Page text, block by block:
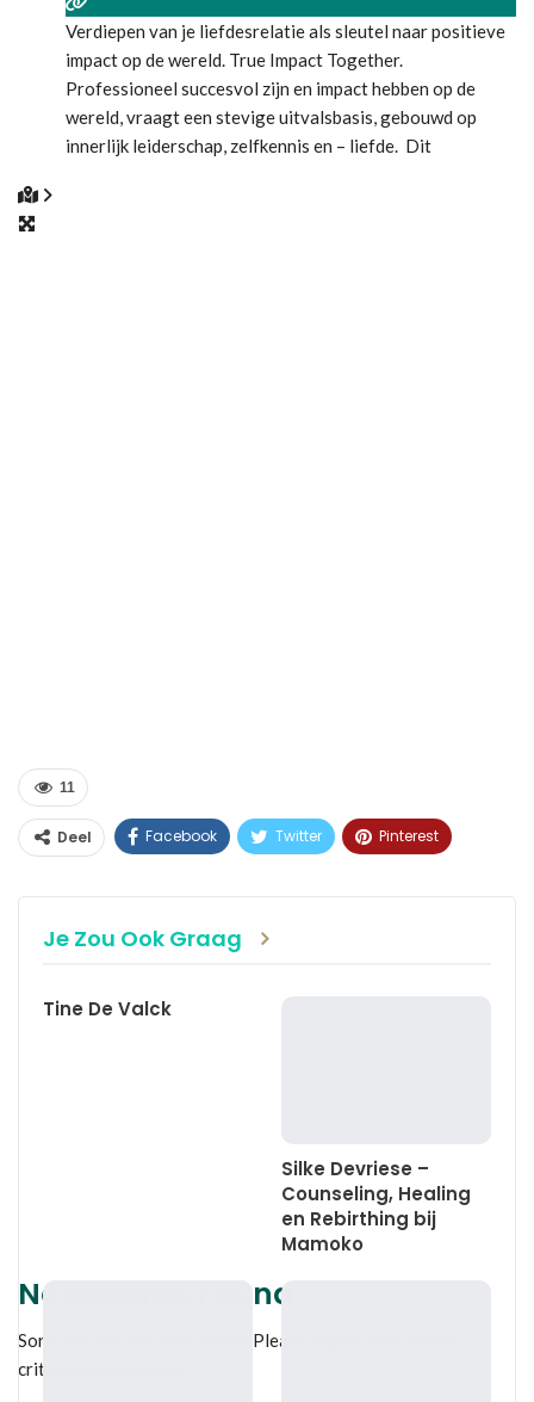
Verdiepen van je liefdesrelatie als sleutel naar positieve
impact op de wereld. True Impact Together.
Professioneel succesvol zijn en impact hebben op de
wereld, vraagt een stevige uitvalsbasis, gebouwd op
innerlijk leiderschap, zelfkennis en – liefde. Dit
No Records Found
Sorry, no records were found. Please adjust your search
criteria and try again.
11
Deel Facebook Twitter Pinterest
Je Zou Ook Graag
Tine De Valck
Silke Devriese –
Counseling, Healing
en Rebirthing bij
Mamoko